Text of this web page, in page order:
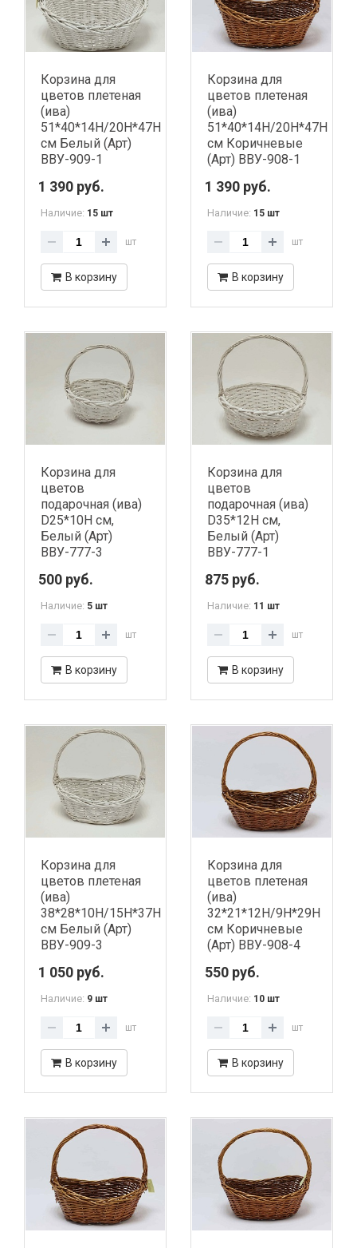
Корзина для
цветов плетеная
(ива)
51*40*14H/20H*47H
см Белый (Арт)
ВВУ-909-1
1 390 руб.
Наличие: 15 шт
шт
В корзину
Корзина для
цветов плетеная
(ива)
51*40*14H/20H*47H
см Коричневые
(Арт) ВВУ-908-1
1 390 руб.
Наличие: 15 шт
шт
В корзину
Корзина для
цветов
подарочная (ива)
D25*10H см,
Белый (Арт)
ВВУ-777-3
500 руб.
Наличие: 5 шт
шт
В корзину
Корзина для
цветов
подарочная (ива)
D35*12H см,
Белый (Арт)
ВВУ-777-1
875 руб.
Наличие: 11 шт
шт
В корзину
Корзина для
цветов плетеная
(ива)
38*28*10H/15H*37H
см Белый (Арт)
ВВУ-909-3
1 050 руб.
Наличие: 9 шт
шт
В корзину
Корзина для
цветов плетеная
(ива)
32*21*12H/9H*29H
см Коричневые
(Арт) ВВУ-908-4
550 руб.
Наличие: 10 шт
шт
В корзину